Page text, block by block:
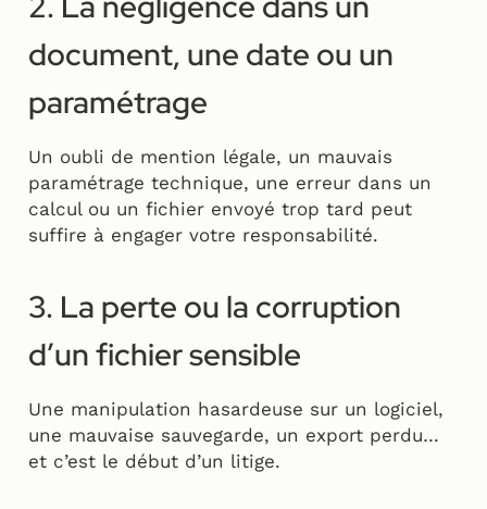
document, une date ou un
paramétrage
Un oubli de mention légale, un mauvais
paramétrage technique, une erreur dans un
calcul ou un fichier envoyé trop tard peut
suffire à engager votre responsabilité.
3. La perte ou la corruption
d’un fichier sensible
Une manipulation hasardeuse sur un logiciel,
une mauvaise sauvegarde, un export perdu…
et c’est le début d’un litige.